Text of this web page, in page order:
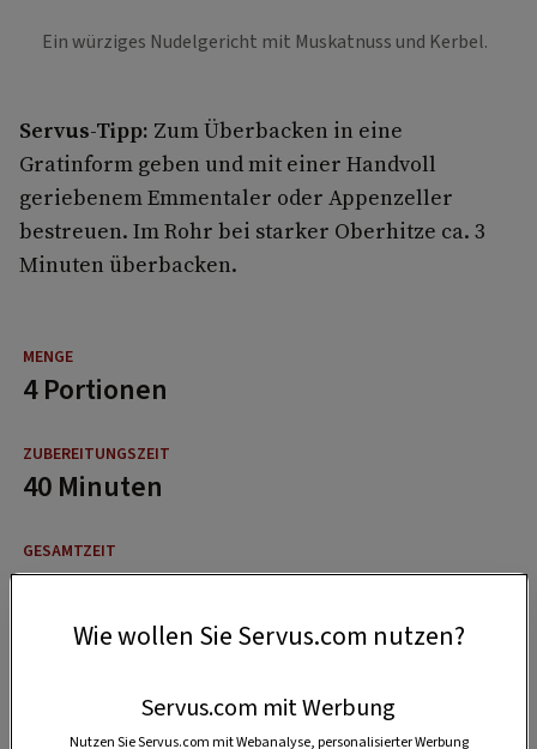
Ein würziges Nudelgericht mit Muskatnuss und Kerbel.
Servus-Tipp: Zum Überbacken in eine
Gratinform geben und mit einer Handvoll
geriebenem Emmentaler oder Appenzeller
bestreuen. Im Rohr bei starker Oberhitze ca. 3
Minuten überbacken.
4 Portionen
40 Minuten
1:40 Stunden
Wie wollen Sie Servus.com nutzen?
Servus.com mit Werbung
Nutzen Sie Servus.com mit Webanalyse, personalisierter Werbung